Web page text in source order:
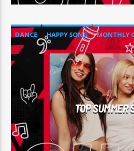
DANCE HAPPY SONG
MONTHLY
SUMMER CHART
TOP SUMMER